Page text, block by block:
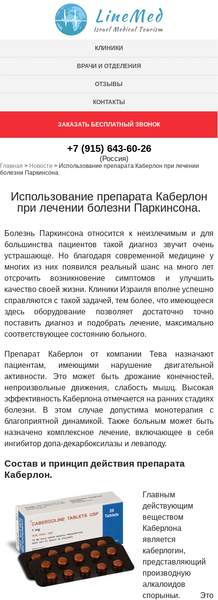
КЛИНИКИ
ВРАЧИ И ОТДЕЛЕНИЯ
ОТЗЫВЫ
КОНТАКТЫ
ЗАКАЗАТЬ БЕСПЛАТНЫЙ ЗВОНОК
+7 (915) 643-60-26
(Россия)
Главная > Новости > Использование препарата Каберлон при лечении
болезни Паркинсона.
Использование препарата Каберлон
при лечении болезни Паркинсона.
Болезнь Паркинсона относится к неизлечимым и для
большинства пациентов такой диагноз звучит очень
устрашающе. Но благодаря современной медицине у
многих из них появился реальный шанс на много лет
отсрочить возникновение симптомов и улучшить
качество своей жизни. Клиники Израиля вполне успешно
справляются с такой задачей, тем более, что имеющееся
здесь оборудование позволяет достаточно точно
поставить диагноз и подобрать лечение, максимально
соответствующее состоянию больного.
Препарат Каберлон от компании Тева назначают
пациентам, имеющими нарушение двигательной
активности. Это может быть дрожание конечностей,
непроизвольные движения, слабость мышц. Высокая
эффективность Каберлона отмечается на ранних стадиях
болезни. В этом случае допустима монотерапия с
благоприятной динамикой. Также больным может быть
назначено комплексное лечение, включающее в себя
ингибитор допа-декарбоксилазы и леваподу.
Состав и принцип действия препарата
Каберлон.
Главным
действующим
веществом
Каберлона
является
каберлогин,
представляющий
производную
алкалоидов
спорыньи. Это